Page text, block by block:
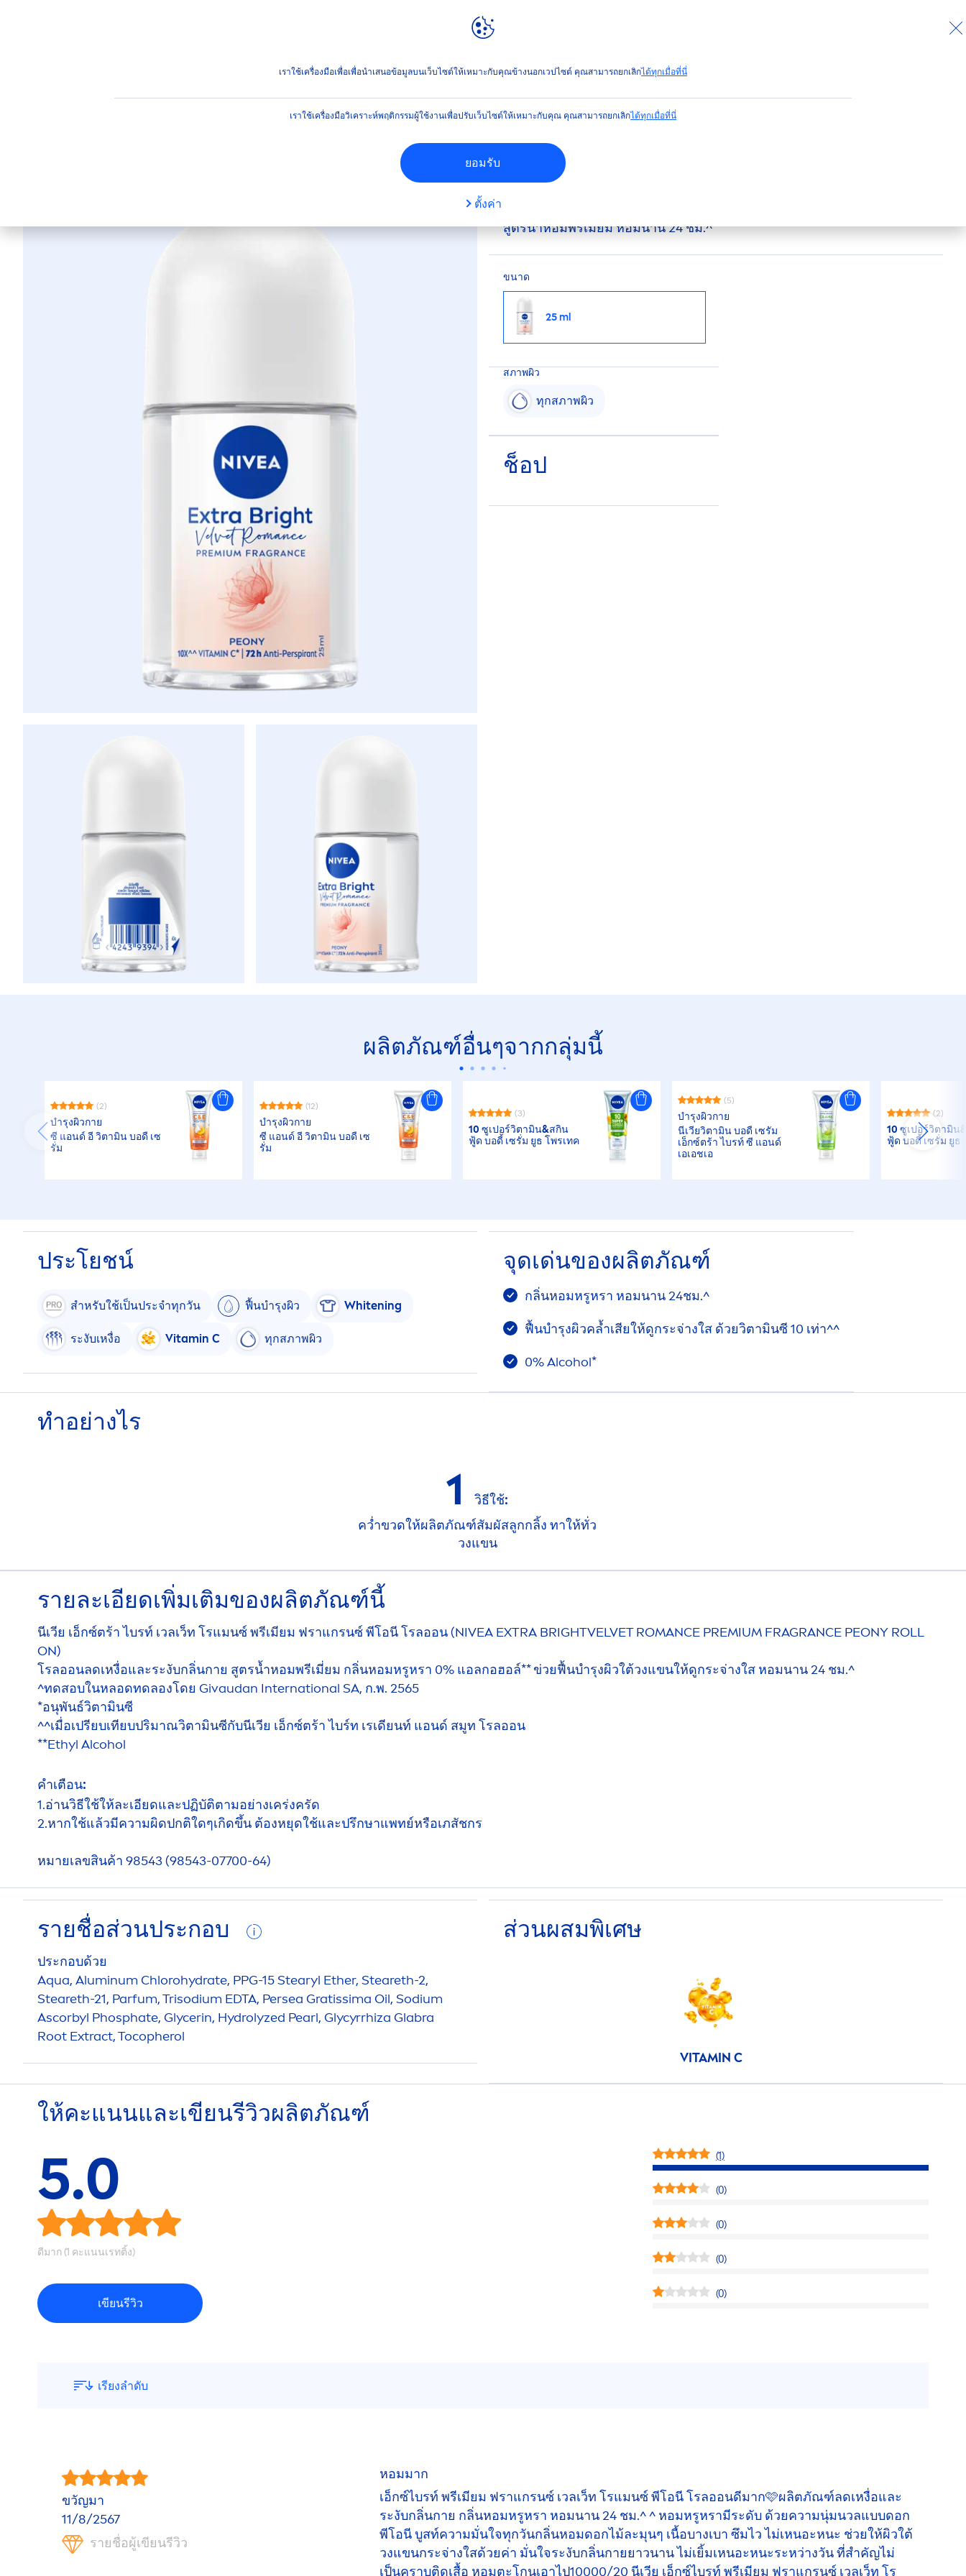
เราใช้เครื่องมือเพื่อเพื่อนำเสนอข้อมูลบนเว็บไซต์ให้เหมาะกับคุณข้างนอกเวปไซต์ คุณสามารถยกเลิกได้ทุกเมื่อที่นี่
เราใช้เครื่องมือวิเคราะห์พฤติกรรมผู้ใช้งานเพื่อปรับเว็บไซต์ให้เหมาะกับคุณ คุณสามารถยกเลิกได้ทุกเมื่อที่นี่
ยอมรับ
ตั้งค่า
โรลออน เวลเว็ท โรแมนซ์ พรีเมียม ฟราแกรนซ์ พีโอนี โรลออน
เวลเว็ท โรแมนซ์ พรีเมียม ฟราแกรนซ์ พีโอนี โรลออน
สูตรน้ำหอมพรีเมี่ยม หอมนาน 24 ชม.^
ขนาด
25 ml
สภาพผิว
ทุกสภาพผิว
ช็อป
ผลิตภัณฑ์อื่นๆจากกลุ่มนี้
(2)
บำรุงผิวกาย
ซี แอนด์ อี วิตามิน บอดี้ เซ
รั่ม
(12)
บำรุงผิวกาย
ซี แอนด์ อี วิตามิน บอดี้ เซ
รั่ม
(3)
10 ซูเปอร์วิตามิน&สกิน
ฟู้ด บอดี้ เซรั่ม ยูธ โพรเทค
(5)
บำรุงผิวกาย
นีเวียวิตามิน บอดี้ เซรั่ม
เอ็กซ์ตร้า ไบรท์ ซี แอนด์
เอเอชเอ
(2)
10 ซูเปอร์วิตามิน
ฟู้ด บอดี้ เซรั่ม ยูธ
ประโยชน์
สำหรับใช้เป็นประจำทุกวัน ฟื้นบำรุงผิว Whitening
ระงับเหงื่อ Vitamin C ทุกสภาพผิว
จุดเด่นของผลิตภัณฑ์
กลิ่นหอมหรูหรา หอมนาน 24ชม.^
ฟื้นบำรุงผิวคล้ำเสียให้ดูกระจ่างใส ด้วยวิตามินซี 10 เท่า^^
0% Alcohol*
ทําอย่างไร
1
วิธีใช้:
คว่ำขวดให้ผลิตภัณฑ์สัมผัสลูกกลิ้ง ทาให้ทั่ว
วงแขน
รายละเอียดเพิ่มเติมของผลิตภัณฑ์นี้
นีเวีย เอ็กซ์ตร้า ไบรท์ เวลเว็ท โรแมนซ์ พรีเมียม ฟราแกรนซ์ พีโอนี โรลออน (NIVEA EXTRA BRIGHTVELVETROMANCE PREMIUM FRAGRANCE PEONY ROLL
ON)
โรลออนลดเหงื่อและระงับกลิ่นกาย สูตรน้ำหอมพรีเมี่ยม กลิ่นหอมหรูหรา 0% แอลกอฮอล์** ข่วยฟื้นบำรุงผิวใต้วงแขนให้ดูกระจ่างใส หอมนาน 24 ชม.^
^ทดสอบในหลอดทดลองโดย Givaudan International SA, ก.พ. 2565
*อนุพันธ์วิตามินซี
^^เมื่อเปรียบเทียบปริมาณวิตามินซีกับนีเวีย เอ็กซ์ตร้า ไบร์ท เรเดียนท์ แอนด์ สมูท โรลออน
**Ethyl Alcohol
คำเตือน:
1.อ่านวิธีใช้ให้ละเอียดและปฏิบัติตามอย่างเคร่งครัด
2.หากใช้แล้วมีความผิดปกติใดๆเกิดขึ้น ต้องหยุดใช้และปรึกษาแพทย์หรือเภสัชกร
หมายเลขสินค้า 98543 (98543-07700-64)
รายชื่อส่วนประกอบ
ประกอบด้วย
Aqua, Aluminum Chlorohydrate, PPG-15 Stearyl Ether, Steareth-2,
Steareth-21, Parfum, Trisodium EDTA, Persea Gratissima Oil, Sodium
Ascorbyl Phosphate, Glycerin, Hydrolyzed Pearl, Glycyrrhiza Glabra
Root Extract, Tocopherol
ส่วนผสมพิเศษ
VITAMIN C
ให้คะแนนและเขียนรีวิวผลิตภัณฑ์
5.0
ดีมาก (1 คะแนนเรทติ้ง)
เขียนรีวิว
(1)
(0)
(0)
(0)
(0)
เรียงลำดับ
ขวัญมา
11/8/2567
รายชื่อผู้เขียนรีวิว
หอมมาก
เอ็กซ์ไบรท์ พรีเมียม ฟราแกรนซ์ เวลเว็ท โรแมนซ์ พีโอนี โรลออนดีมาก🩷ผลิตภัณฑ์ลดเหงื่อและ
ระงับกลิ่นกาย กลิ่นหอมหรูหรา หอมนาน 24 ชม.^ ^ หอมหรูหรามีระดับ ด้วยความนุ่มนวลแบบดอก
พีโอนี บูสท์ความมั่นใจทุกวันกลิ่นหอมดอกไม้ละมุนๆ เนื้อบางเบา ซึมไว ไม่เหนอะหนะ ช่วยให้ผิวใต้
วงแขนกระจ่างใสด้วยค่า มั่นใจระงับกลิ่นกายยาวนาน ไม่เยิ้มเหนอะหนะระหว่างวัน ที่สำคัญไม่
เป็นคราบติดเสื้อ หอมตะโกนเอาไป10000/20 นีเวีย เอ็กซ์ไบรท์ พรีเมียม ฟราแกรนซ์ เวลเว็ท โร